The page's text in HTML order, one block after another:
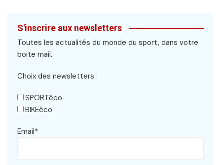
S'inscrire aux newsletters
Toutes les actualités du monde du sport, dans votre
boite mail.
Choix des newsletters :
SPORTéco
BIKEéco
Email*